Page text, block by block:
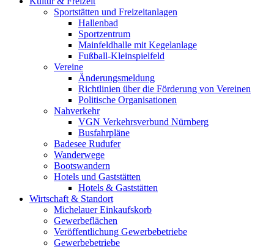
Sportstätten und Freizeitanlagen
Hallenbad
Sportzentrum
Mainfeldhalle mit Kegelanlage
Fußball-Kleinspielfeld
Vereine
Änderungsmeldung
Richtlinien über die Förderung von Vereinen
Politische Organisationen
Nahverkehr
VGN Verkehrsverbund Nürnberg
Busfahrpläne
Badesee Rudufer
Wanderwege
Bootswandern
Hotels und Gaststätten
Hotels & Gaststätten
Wirtschaft & Standort
Michelauer Einkaufskorb
Gewerbeflächen
Veröffentlichung Gewerbebetriebe
Gewerbebetriebe